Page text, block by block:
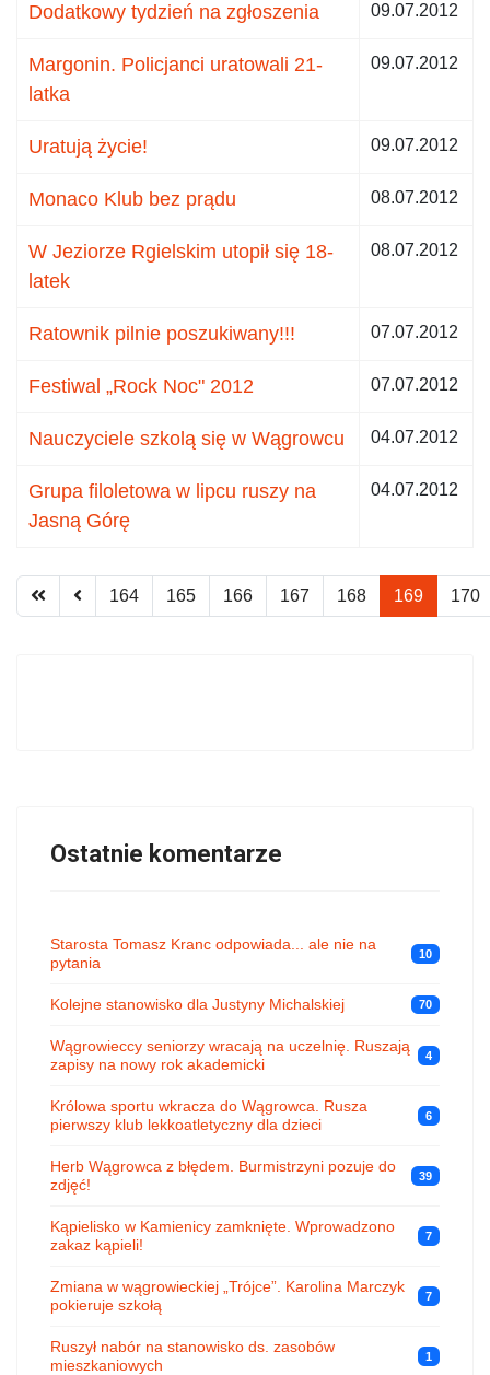
Dodatkowy tydzień na zgłoszenia 09.07.2012
Margonin. Policjanci uratowali 21-
latka
09.07.2012
Uratują życie! 09.07.2012
Monaco Klub bez prądu 08.07.2012
W Jeziorze Rgielskim utopił się 18-
latek
08.07.2012
Ratownik pilnie poszukiwany!!! 07.07.2012
Festiwal „Rock Noc" 2012 07.07.2012
Nauczyciele szkolą się w Wągrowcu 04.07.2012
Grupa filoletowa w lipcu ruszy na
Jasną Górę
04.07.2012
164 165 166 167 168 169 170
Ostatnie komentarze
Starosta Tomasz Kranc odpowiada... ale nie na
pytania
10
Kolejne stanowisko dla Justyny Michalskiej 70
Wągrowieccy seniorzy wracają na uczelnię. Ruszają
zapisy na nowy rok akademicki
4
Królowa sportu wkracza do Wągrowca. Rusza
pierwszy klub lekkoatletyczny dla dzieci
6
Herb Wągrowca z błędem. Burmistrzyni pozuje do
zdjęć!
39
Kąpielisko w Kamienicy zamknięte. Wprowadzono
zakaz kąpieli!
7
Zmiana w wągrowieckiej „Trójce”. Karolina Marczyk
pokieruje szkołą
7
Ruszył nabór na stanowisko ds. zasobów
mieszkaniowych
1